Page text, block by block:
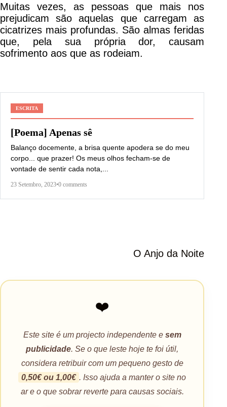
Muitas vezes, as pessoas que mais nos
prejudicam são aquelas que carregam as
cicatrizes mais profundas. São almas feridas
que, pela sua própria dor, causam
sofrimento aos que as rodeiam.
ESCRITA
[Poema] Apenas sê
Balanço docemente, a brisa quente apodera se do meu
corpo... que prazer! Os meus olhos fecham-se de
vontade de sentir cada nota,...
23 Setembro, 2023•0 comments
O Anjo da Noite
❤️
Este site é um projecto independente e sem
publicidade. Se o que leste hoje te foi útil,
considera retribuir com um pequeno gesto de
0,50€ ou 1,00€ . Isso ajuda a manter o site no
ar e o que sobrar reverte para causas sociais.